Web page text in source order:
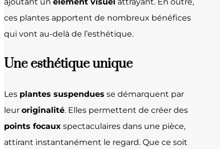
ajoutant un élément visuel attrayant. En outre,
ces plantes apportent de nombreux bénéfices
qui vont au-delà de l’esthétique.
Uneesthétique unique
Les plantes suspendues se démarquent par
leur originalité. Elles permettent de créer des
points focaux spectaculaires dans une pièce,
attirant instantanément le regard. Que ce soit